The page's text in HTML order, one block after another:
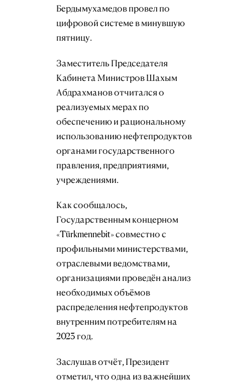
Бердымухамедов провел по
цифровой системе в минувшую
пятницу.
Заместитель Председателя
Кабинета Министров Шахым
Абдрахманов отчитался о
реализуемых мерах по
обеспечению и рациональному
использованию нефтепродуктов
органами государственного
правления, предприятиями,
учреждениями.
Как сообщалось,
Государственным концерном
«Türkmennebit» совместно с
профильными министерствами,
отраслевыми ведомствами,
организациями проведён анализ
необходимых объёмов
распределения нефтепродуктов
внутренним потребителям на
2023 год.
Заслушав отчёт, Президент
отметил, что одна из важнейших